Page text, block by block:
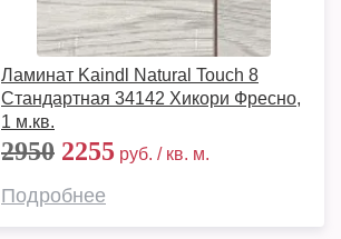
Ламинат Kaindl Natural Touch 8
Стандартная 34142 Хикори Фресно,
1 м.кв.
2950 2255 руб. / кв. м.
Подробнее